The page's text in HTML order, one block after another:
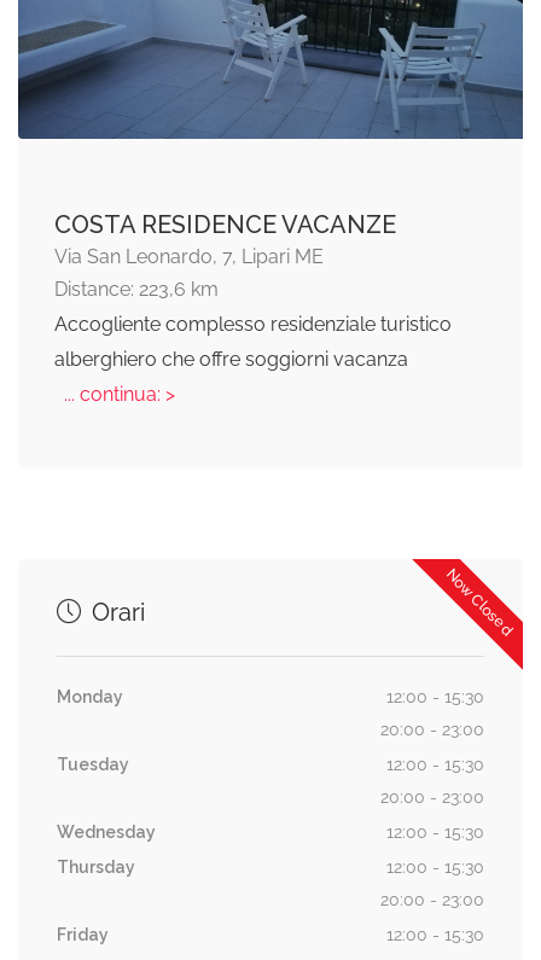
COSTA RESIDENCE VACANZE
Via San Leonardo, 7, Lipari ME
Distance: 223,6 km
Accogliente complesso residenziale turistico
alberghiero che offre soggiorni vacanza
... continua: >
Now Closed
Orari
Monday
12:00 - 15:30
20:00 - 23:00
Tuesday
12:00 - 15:30
20:00 - 23:00
Wednesday
12:00 - 15:30
Thursday
12:00 - 15:30
20:00 - 23:00
Friday
12:00 - 15:30